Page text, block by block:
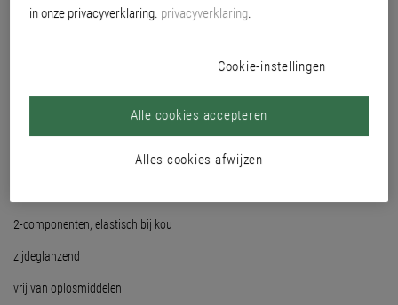
afdicht- en toplaag in één
goedgekeurd volgens EAD 030350-00-0402 (oftewel ETAG 005)
2-componenten, elastisch bij kou
zijdeglanzend
vrij van oplosmiddelen
in onze privacyverklaring. privacyverklaring.
Cookie-instellingen
Alles cookies afwijzen
Alle cookies accepteren